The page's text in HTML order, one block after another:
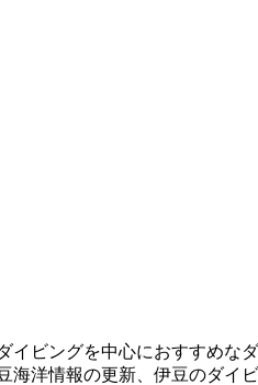
イビングを中心におすすめ
海洋情報の更新、伊豆のダ